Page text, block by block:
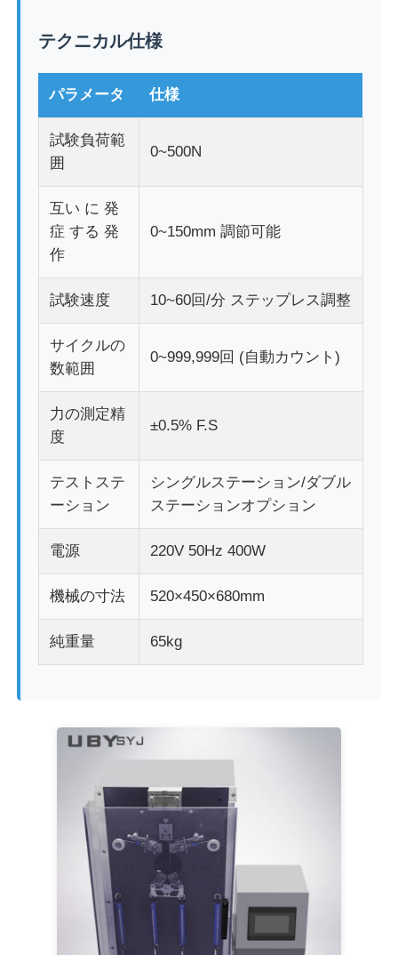
温度および湿気のコントローラー
硬度のテスター
テクニカル仕様
パラメータ 仕様
試験負荷範
囲
0~500N
互い に 発
症 する 発
作
0~150mm 調節可能
試験速度 10~60回/分 ステップレス調整
サイクルの
数範囲
0~999,999回 (自動カウント)
力の測定精
度
±0.5% F.S
テストステ
ーション
シングルステーション/ダブル
ステーションオプション
電源 220V 50Hz 400W
機械の寸法 520×450×680mm
純重量 65kg